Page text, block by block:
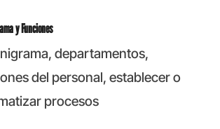
y Funciones
departamentos,
del personal, establecer o
procesos